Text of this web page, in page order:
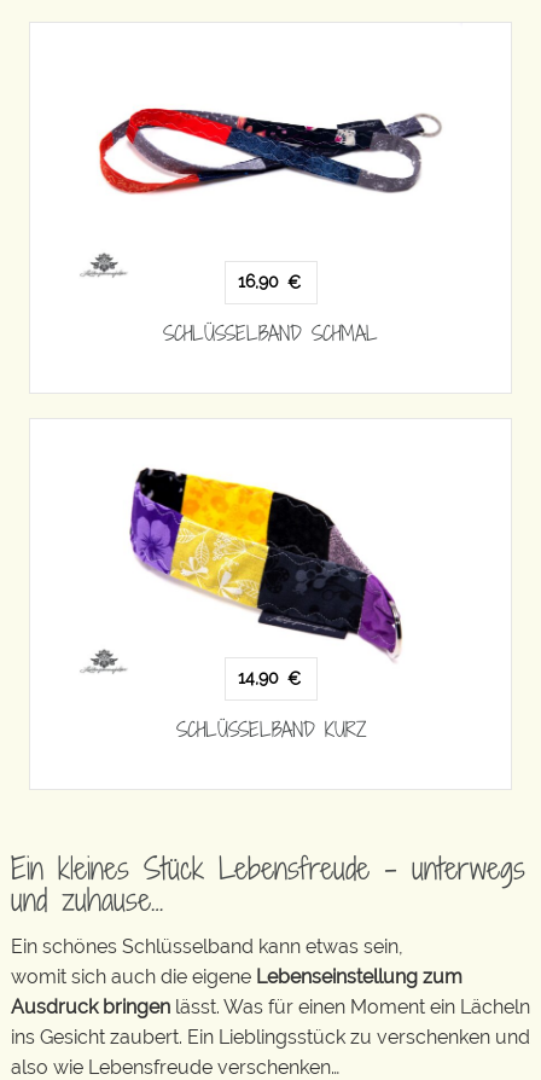
16,90 €
SCHLÜSSELBAND SCHMAL
14,90 €
SCHLÜSSELBAND KURZ
Ein kleines Stück Lebensfreude – unterwegs
und zuhause…
Ein schönes Schlüsselband kann etwas sein,
womit sich auch die eigene Lebenseinstellung zum
Ausdruck bringen lässt. Was für einen Moment ein Lächeln
ins Gesicht zaubert. Ein Lieblingsstück zu verschenken und
also wie Lebensfreude verschenken…